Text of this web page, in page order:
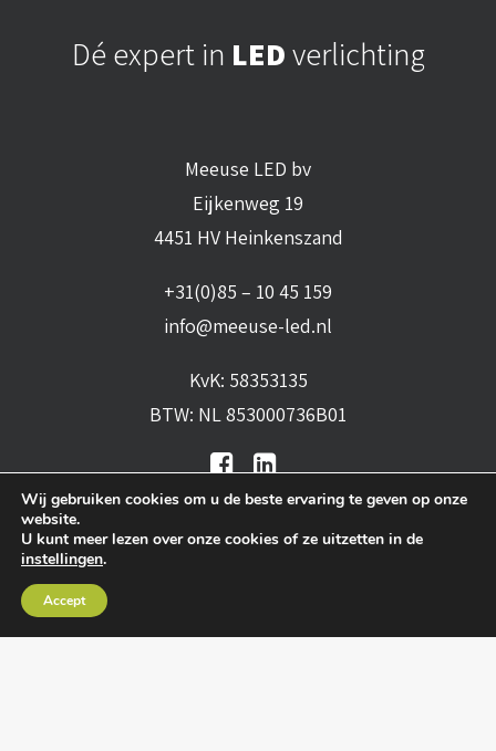
Dé expert in LEDverlichting
Meeuse LED bv
Eijkenweg 19
4451 HV Heinkenszand
+31(0)85 – 10 45 159
info@meeuse-led.nl
KvK: 58353135
BTW: NL 853000736B01
leveringsvoorwaarden
Wij gebruiken cookies om u de beste ervaring te geven op onze
website.
U kunt meer lezen over onze cookies of ze uitzetten in de
instellingen.
Accept